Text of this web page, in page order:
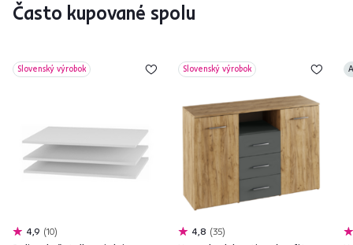
Často kupované spolu
Slovenský výrobok
4,9 10
Slovenský výrobok
4,8 35